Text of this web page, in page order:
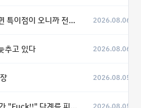
전부 롱을 쳐야 할지 모르겠다.” 2026.08.06
추고 있다 2026.08.06
2026.08.05